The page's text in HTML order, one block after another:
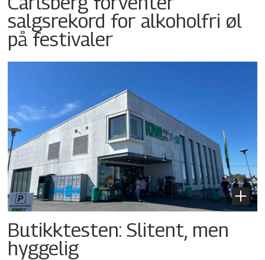
salgsrekord for alkoholfri øl
på festivaler
Butikktesten: Slitent, men
hyggelig